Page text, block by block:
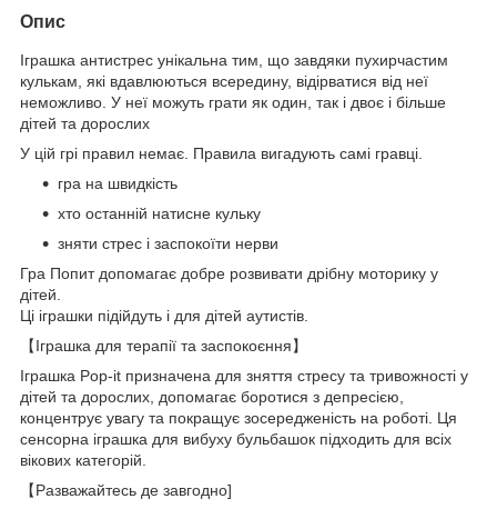
Опис
Іграшка антистрес унікальна тим, що завдяки пухирчастим
кулькам, які вдавлюються всередину, відірватися від неї
неможливо. У неї можуть грати як один, так і двоє і більше
дітей та дорослих
У цій грі правил немає. Правила вигадують самі гравці.
гра на швидкість
хто останній натисне кульку
зняти стрес і заспокоїти нерви
Гра Попит допомагає добре розвивати дрібну моторику у
дітей.
Ці іграшки підійдуть і для дітей аутистів.
【Іграшка для терапії та заспокоєння】
Іграшка Pop-it призначена для зняття стресу та тривожності у
дітей та дорослих, допомагає боротися з депресією,
концентрує увагу та покращує зосередженість на роботі. Ця
сенсорна іграшка для вибуху бульбашок підходить для всіх
вікових категорій.
【Разважайтесь де завгодно]